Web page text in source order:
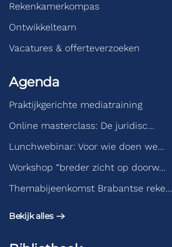
Rekenkamerkompas
Ontwikkelteam
Vacatures & offerteverzoeken
Agenda
Praktijkgerichte mediatraining
Online masterclass: De juridisc…
Lunchwebinar: Voor wie doen we…
Workshop “breder zicht op doorw…
Themabijeenkomst Brabantse reke…
Bekijk alles